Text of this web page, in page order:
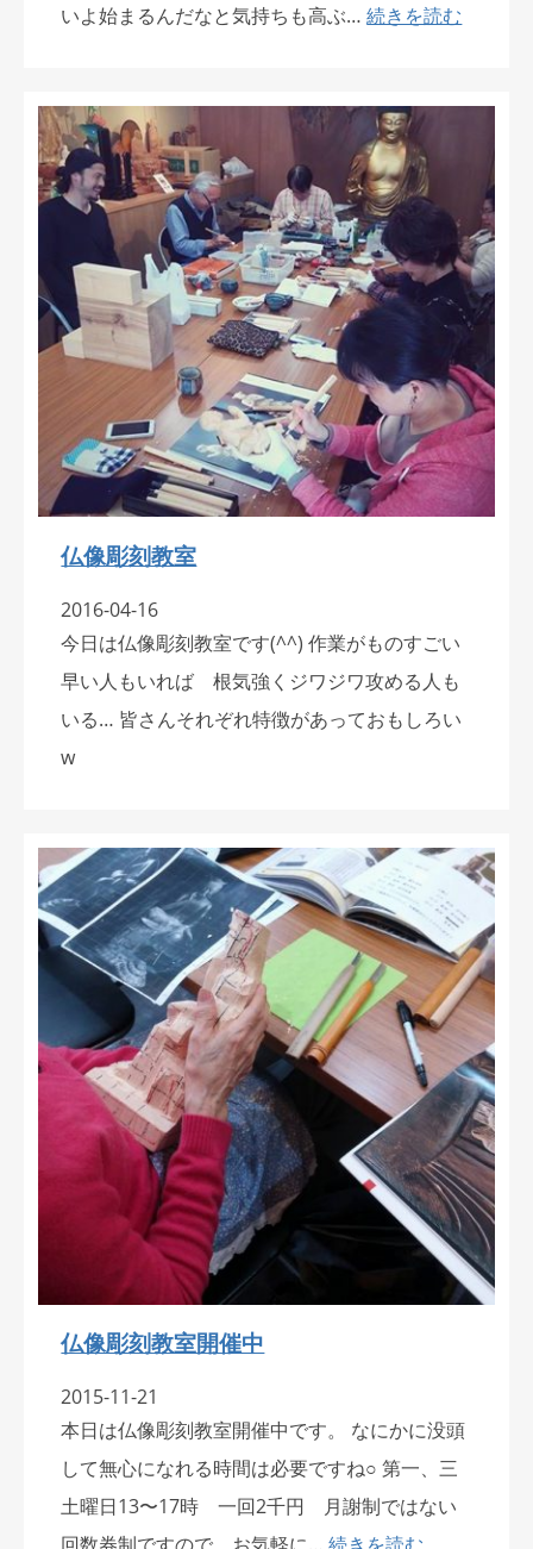
いよ始まるんだなと気持ちも高ぶ…続きを読む
仏像彫刻教室
2016-04-16
今日は仏像彫刻教室です(^^) 作業がものすごい
早い人もいれば 根気強くジワジワ攻める人も
いる… 皆さんそれぞれ特徴があっておもしろい
w
仏像彫刻教室開催中
2015-11-21
本日は仏像彫刻教室開催中です。 なにかに没頭
して無心になれる時間は必要ですね○ 第一、三
土曜日13〜17時 一回2千円 月謝制ではない